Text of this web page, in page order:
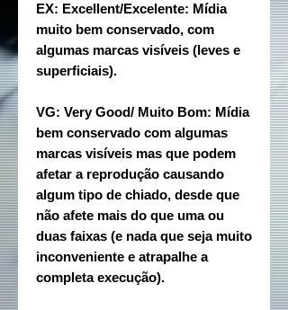
EX: Excellent/Excelente: Mídia
muito bem conservado, com
algumas marcas visíveis (leves e
superficiais).
VG: Very Good/ Muito Bom: Mídia
bem conservado com algumas
marcas visíveis mas que podem
afetar a reprodução causando
algum tipo de chiado, desde que
não afete mais do que uma ou
duas faixas (e nada que seja muito
inconveniente e atrapalhe a
completa execução).